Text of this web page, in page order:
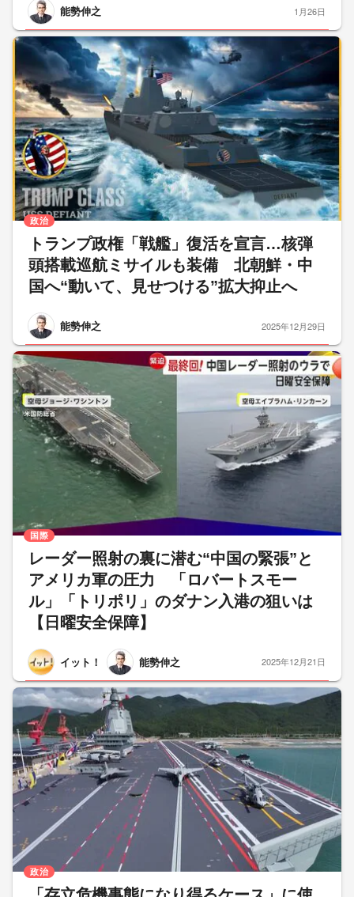
能勢伸之 1月26日
トランプ政権「戦艦」復活を宣言…核弾
頭搭載巡航ミサイルも装備 北朝鮮・中
国へ“動いて、見せつける”拡大抑止へ
能勢伸之
政治
2025年12月29日
レーダー照射の裏に潜む“中国の緊張”と
アメリカ軍の圧力 「ロバートスモー
ル」「トリポリ」のダナン入港の狙いは
【日曜安全保障】
イット！ 能勢伸之
国際
2025年12月21日
政治